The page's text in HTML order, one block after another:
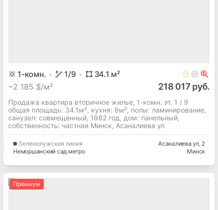
1-комн. 1/9 34.1 м²
~2 185 $/м² 218 017 руб.
Продажа квартира вторичное жилье, 1-комн. эт. 1 / 9
общая площадь: 34.1м², кухня: 8м², полы: ламинирование,
cанузел: совмещенный, 1982 год, дом: панельный,
собственность: частная Минск, Асаналиева ул
Зеленолужская линия
Неморшанский сад метро
Асаналиева ул, 2
Минск
Премиум